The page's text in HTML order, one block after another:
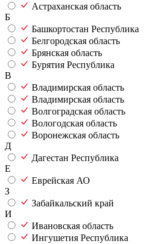
Астраханская область
Б
Башкортостан Республика
Белгородская область
Брянская область
Бурятия Республика
В
Владимирская область
Владимирская область
Волгоградская область
Вологодская область
Воронежская область
Д
Дагестан Республика
Е
Еврейская АО
З
Забайкальский край
И
Ивановская область
Ингушетия Республика